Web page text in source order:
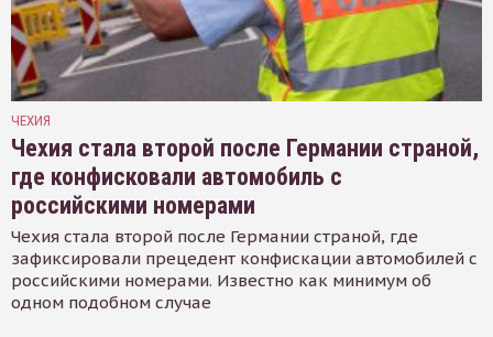
ЧЕХИЯ
Чехия стала второй после Германии страной,
где конфисковали автомобиль с
российскими номерами
Чехия стала второй после Германии страной, где
зафиксировали прецедент конфискации автомобилей с
российскими номерами. Известно как минимум об
одном подобном случае